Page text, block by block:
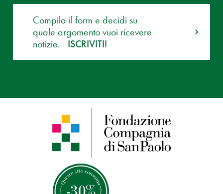
Compila il form e decidi su
quale argomento vuoi ricevere
notizie.
ISCRIVITI!